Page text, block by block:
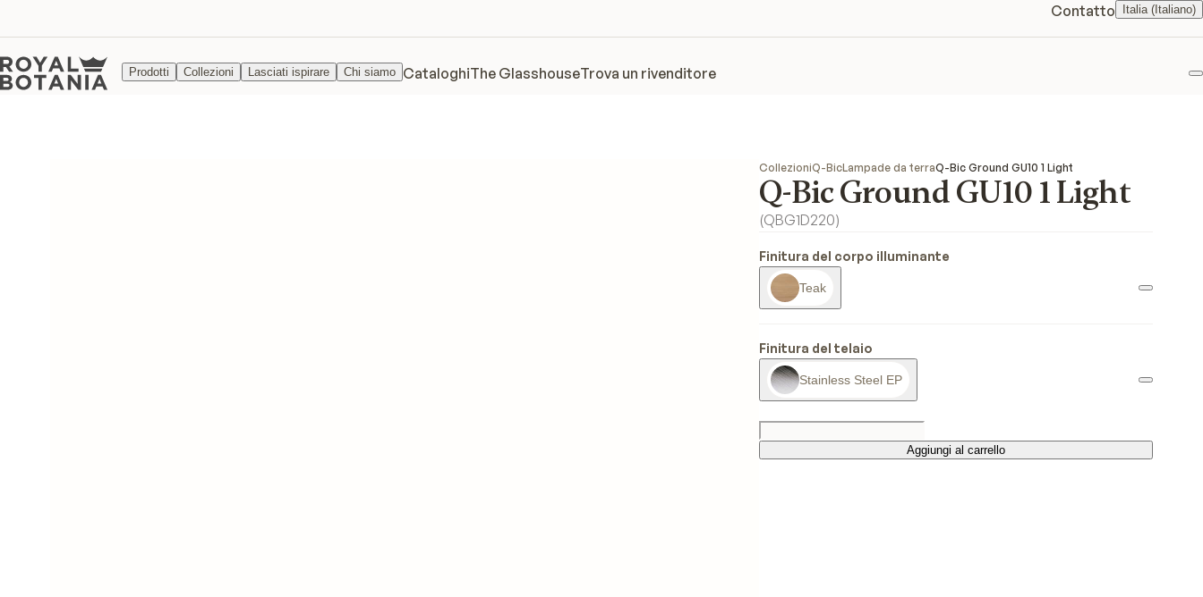
Contatto Italia (Italiano)
Prodotti Collezioni Lasciati ispirare Chi siamo CataloghiThe GlasshouseTrova un rivenditore
CollezioniQ-BicLampade da terraQ-Bic Ground GU10 1 Light
Q-Bic Ground GU10 1 Light
(QBG1D220)
Finitura del corpo illuminante
Teak
Finitura del telaio
Stainless Steel EP
Aggiungi al carrello
Aggiungi al carrello